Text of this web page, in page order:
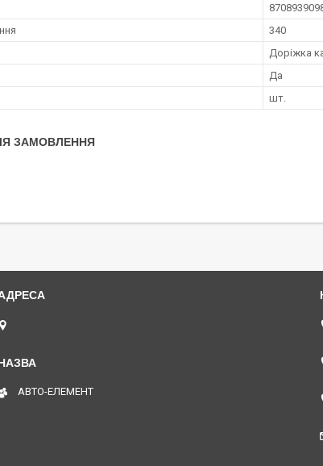
340
Доріжка
Да
шт.
ЗАМОВЛЕННЯ
АВТО-ЕЛЕМЕНТ